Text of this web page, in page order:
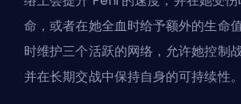
命，或者在她全血时给予额外的生命
时维护三个活跃的网络，允许她控制
并在长期交战中保持自身的可持续性。